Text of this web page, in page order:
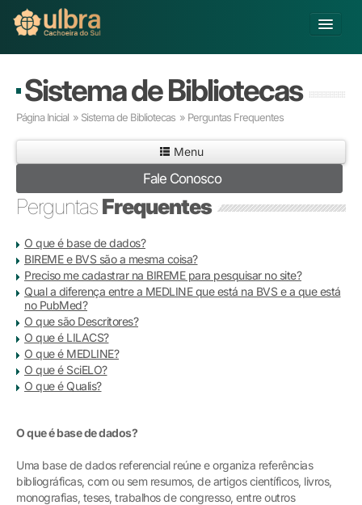
Buscar
Já sou Aluno
Matricule-se
Educação Básica
Graduação
Educação a Distância
Pesquisa
Extensão
Infraestrutura e Serviços
Inovação
Sobre a ULBRA
Sistema de Bibliotecas
Página Inicial » Sistema de Bibliotecas » Perguntas Frequentes
Menu
Fale Conosco
PerguntasFrequentes
O que é base de dados?
BIREME e BVS são a mesma coisa?
Preciso me cadastrar na BIREME para pesquisar no site?
Qual a diferença entre a MEDLINE que está na BVS e a que está
no PubMed?
O que são Descritores?
O que é LILACS?
O que é MEDLINE?
O que é SciELO?
O que é Qualis?
O que é base de dados?
Uma base de dados referencial reúne e organiza referências
bibliográficas, com ou sem resumos, de artigos científicos, livros,
monografias, teses, trabalhos de congresso, entre outros